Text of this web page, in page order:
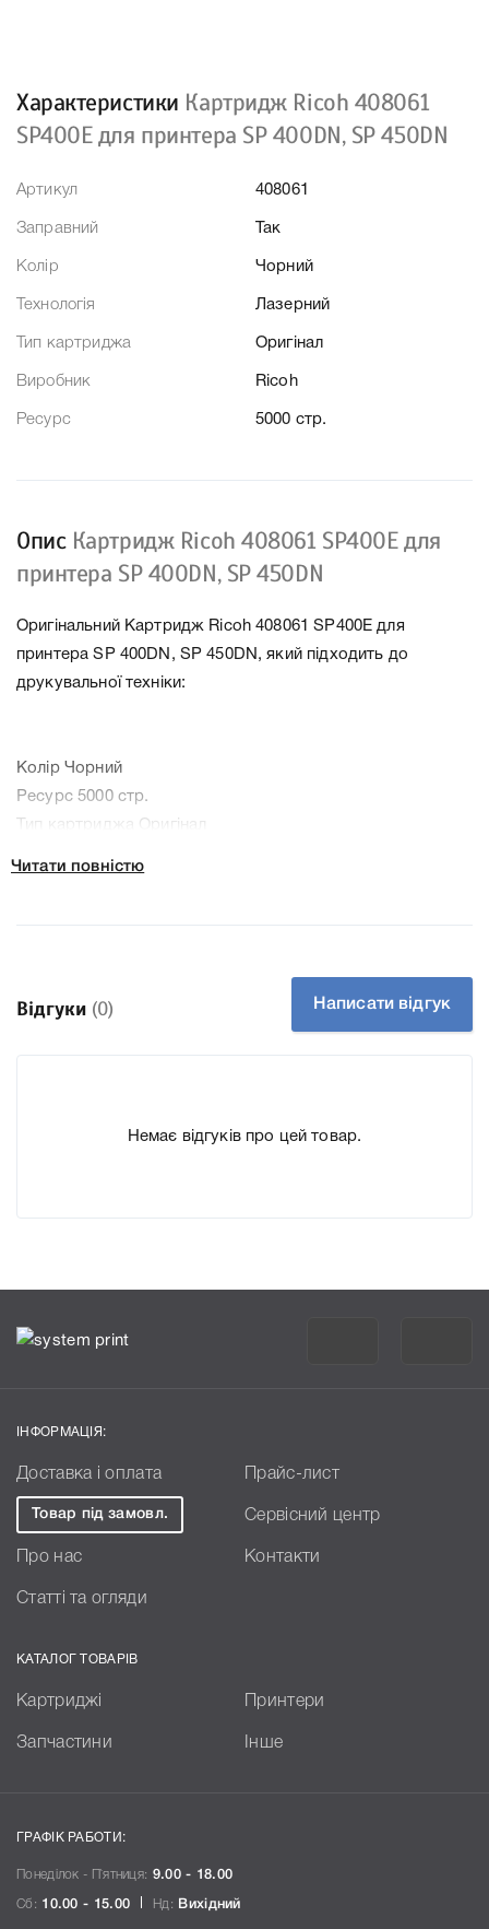
Характеристики Картридж Ricoh 408061
SP400E для принтера SP 400DN, SP 450DN
Артикул 408061
Заправний Так
Колір Чорний
Технологія Лазерний
Тип картриджа Оригінал
Виробник Ricoh
Ресурс 5000 стр.
Опис Картридж Ricoh 408061 SP400E для
принтера SP 400DN, SP 450DN
Оригінальний Картридж Ricoh 408061 SP400E для
принтера SP 400DN, SP 450DN, який підходить до
друкувальної техніки:
Колір Чорний
Ресурс 5000 стр.
Тип картриджа Оригінал
400DN, SP 450DN ми підготували докладні
характеристики, список друкувальної техніки, до якого
підходить Картридж Ricoh 408061 SP400E для принтера
Читати повністю
Відгуки (0) Написати відгук
Немає відгуків про цей товар.
ІНФОРМАЦІЯ:
Доставка і оплата Прайс-лист
Товар під замовл. Сервісний центр
Про нас Контакти
Статті та огляди
КАТАЛОГ ТОВАРІВ
Картриджі Принтери
Запчастини Інше
ГРАФІК РАБОТИ:
Понеділок - П`ятниця: 9.00 - 18.00
Сб: 10.00 - 15.00 Нд: Вихідний